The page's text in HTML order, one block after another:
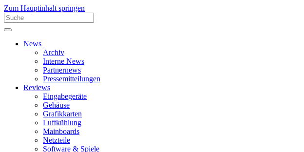
Zum Hauptinhalt springen
News
Archiv
Interne News
Partnernews
Pressemitteilungen
Reviews
Eingabegeräte
Gehäuse
Grafikkarten
Luftkühlung
Mainboards
Netzteile
Software & Spiele